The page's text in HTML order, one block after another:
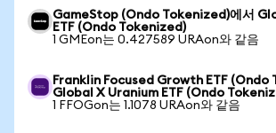
GameStop (Ondo Tokenized)에서
ETF (Ondo Tokenized)
1 GMEon는 0.427589 URAon와 같음
Franklin Focused Growth ETF (Ondo
Global X Uranium ETF (Ondo
1 FFOGon는 1.1078 URAon와 같음